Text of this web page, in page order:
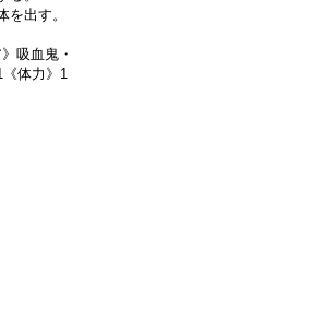
を出す。
吸血鬼・
体力》1